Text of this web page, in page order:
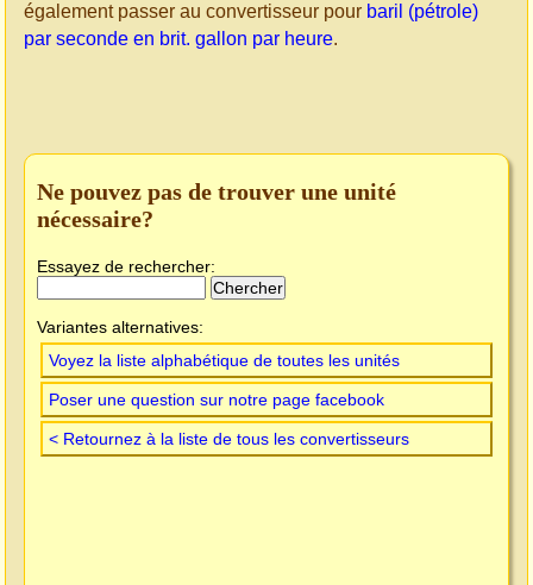
également passer au convertisseur pour baril (pétrole)
par seconde en brit. gallon par heure.
Ne pouvez pas de trouver une unité
nécessaire?
Essayez de rechercher:
Variantes alternatives:
Voyez la liste alphabétique de toutes les unités
Poser une question sur notre page facebook
< Retournez à la liste de tous les convertisseurs